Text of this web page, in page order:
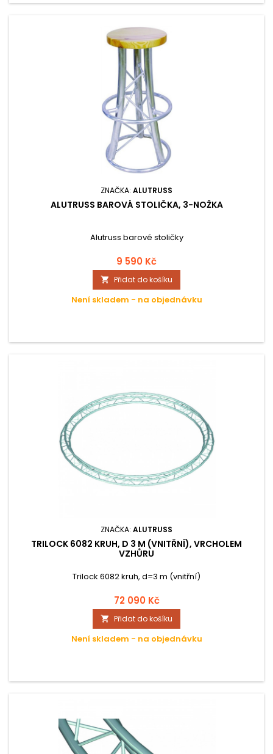
ZNAČKA: ALUTRUSS
ALUTRUSS BAROVÁ STOLIČKA, 3-NOŽKA
Alutruss barové stoličky
9 590 Kč
 Přidat do košíku
Není skladem - na objednávku
ZNAČKA: ALUTRUSS
TRILOCK 6082 KRUH, D 3 M (VNITŘNÍ), VRCHOLEM
VZHŮRU
Trilock 6082 kruh, d=3 m (vnitřní)
72 090 Kč
 Přidat do košíku
Není skladem - na objednávku